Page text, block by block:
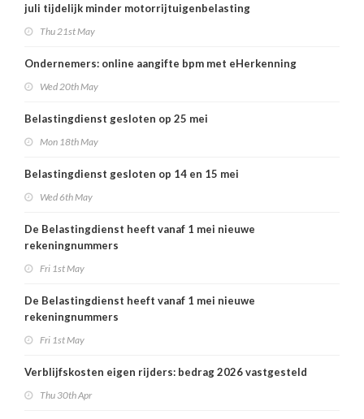
juli tijdelijk minder motorrijtuigenbelasting
Thu 21st May
Ondernemers: online aangifte bpm met eHerkenning
Wed 20th May
Belastingdienst gesloten op 25 mei
Mon 18th May
Belastingdienst gesloten op 14 en 15 mei
Wed 6th May
De Belastingdienst heeft vanaf 1 mei nieuwe
rekeningnummers
Fri 1st May
De Belastingdienst heeft vanaf 1 mei nieuwe
rekeningnummers
Fri 1st May
Verblijfskosten eigen rijders: bedrag 2026 vastgesteld
Thu 30th Apr